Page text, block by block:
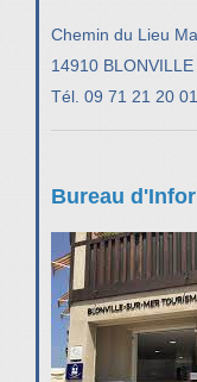
Chemin du Lieu
14910
Tél. 09 71 21 20 01
Bureau